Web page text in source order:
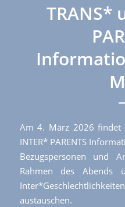
TRANS*
Am 4. März 2026 findet
INTER* PARENTS
Bezugspersonen und
Rahmen des Abends
austauschen.